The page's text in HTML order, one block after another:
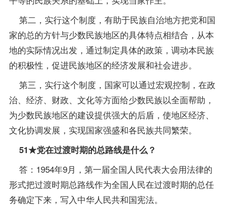
第二，实行这个制度，有助于民族自治地方把党和国
家的总的方针与少数民族地区的具体特点相结合，从本
地的实际情况出发，通过制定具体的政策，调动本民族
的积极性，促进民族地区的经济发展和社会进步。
第三，实行这个制度，国家可以通过宏观控制，在政
治、经济、财政、文化等方面给少数民族以全面帮助，
为少数民族地区的建设提供强大的后盾，使地区经济、
文化协调发展，实现国家强盛和各民族共同繁荣。
51★党在过渡时期的总路线是什么？
答：1954年9月，第一届全国人民代表大会用法律的
形式把过渡时期总路线作为全国人民在过渡时期的总任
务确定下来，写入中华人民共和国宪法。